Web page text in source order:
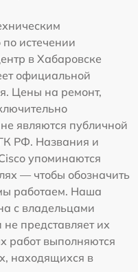
истечении
в Хабаровске
официальной
Цены на ремонт,
являются публичной
РФ. Названия и
упоминаются
— чтобы обозначить
работаем. Наша
с владельцами
представляет их
работ выполняются
находящихся в